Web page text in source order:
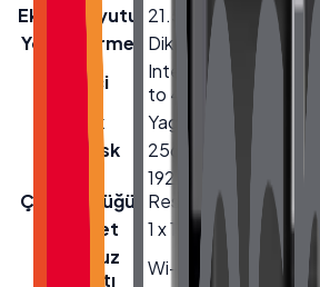
Ekran Boyutu
21.5''
Yönlendirme
Dikey
İşlemci
Intel® Core™ i5-
to 4.40 GHz
Bellek
Yageo 8GB DDR4
Hard Disk
256GB NVMe SSD
Çözünürlüğü
1920(RGB)×1080,
Resolution
Ethernet
1 x 10/100/1000
Kablosuz
Bağlantı
Wi-Fi + Bluetooth